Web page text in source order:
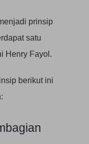
prinsip
satu
Henry Fayol.
berikut ini